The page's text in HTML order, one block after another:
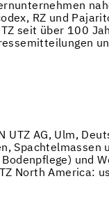
RZ und
seit über 100
AG, Ulm,
Spachtelmassen
und
North America: